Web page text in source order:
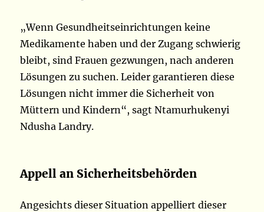
„Wenn Gesundheitseinrichtungen keine
Medikamente haben und der Zugang schwierig
bleibt, sind Frauen gezwungen, nach anderen
Lösungen zu suchen. Leider garantieren diese
Lösungen nicht immer die Sicherheit von
Müttern und Kindern“, sagt Ntamurhukenyi
Ndusha Landry.
Appell an Sicherheitsbehörden
Angesichts dieser Situation appelliert dieser